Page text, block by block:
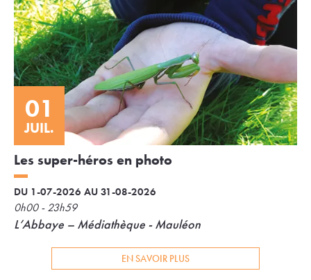
01
JUIL.
Les super-héros en photo
DU 1-07-2026 AU 31-08-2026
0h00 - 23h59
L’Abbaye – Médiathèque - Mauléon
EN SAVOIR PLUS